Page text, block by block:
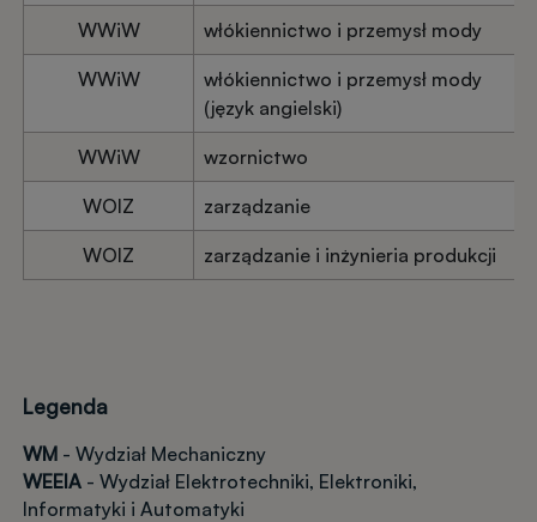
WWiW włókiennictwo i przemysł mody
WWiW
włókiennictwo i przemysł mody
(język angielski)
WWiW wzornictwo
WOIZ zarządzanie
WOIZ zarządzanie i inżynieria produkcji
Legenda
WM - Wydział Mechaniczny
WEEIA - Wydział Elektrotechniki, Elektroniki,
Informatyki i Automatyki